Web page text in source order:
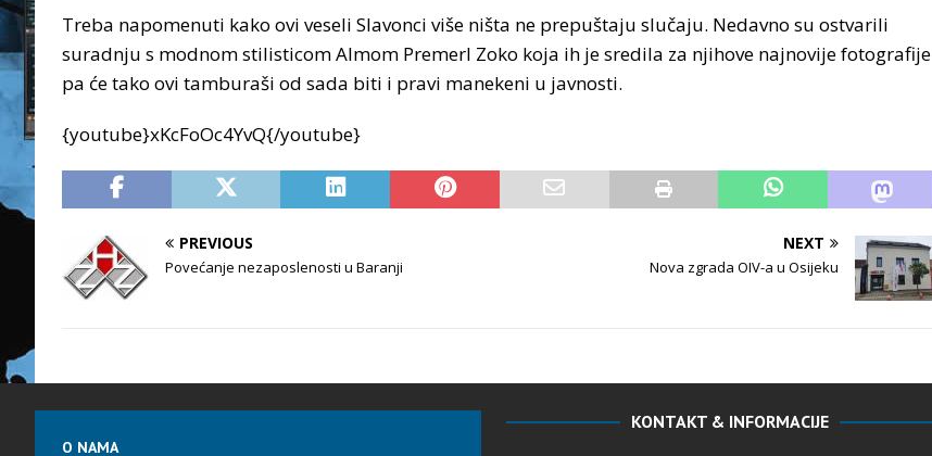
Treba napomenuti kako ovi veseli Slavonci više ništa ne prepuštaju slučaju. Nedavno su ostvarili
suradnju s modnom stilisticom Almom Premerl Zoko koja ih je sredila za njihove najnovije fotografije
pa će tako ovi tamburaši od sada biti i pravi manekeni u javnosti.
{youtube}xKcFoOc4YvQ{/youtube}
PREVIOUS
Povećanje nezaposlenosti u Baranji
NEXT
Nova zgrada OIV-a u Osijeku
O NAMA
KONTAKT & INFORMACIJE